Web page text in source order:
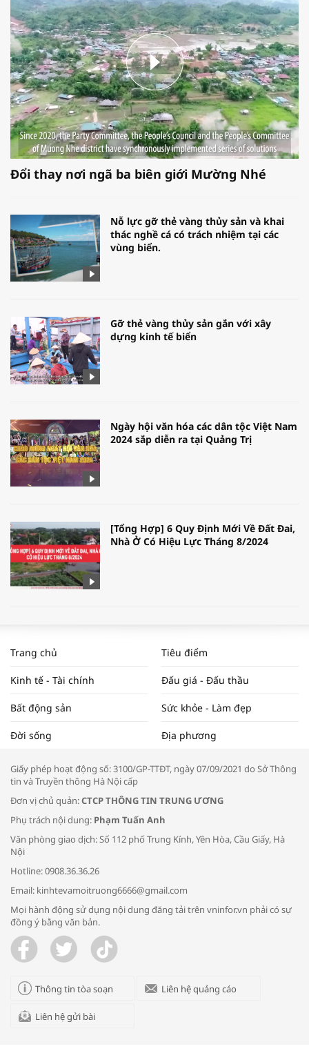
Đổi thay nơi ngã ba biên giới Mường Nhé
Nỗ lực gỡ thẻ vàng thủy sản và khai
thác nghề cá có trách nhiệm tại các
vùng biển.
Gỡ thẻ vàng thủy sản gắn với xây
dựng kinh tế biển
Ngày hội văn hóa các dân tộc Việt Nam
2024 sắp diễn ra tại Quảng Trị
[Tổng Hợp] 6 Quy Định Mới Về Đất Đai,
Nhà Ở Có Hiệu Lực Tháng 8/2024
ĐẬP THỊ TRƯỜNG #62
Tọa đàm “Xúc tiến thương mại: Khơi
Bác sĩ tư vấn cách phòng tránh bệnh
đường hô hấp trong thời tiết giao mùa
Trao yêu thương cho em
Trang chủ Tiêu điểm
Kinh tế - Tài chính Đấu giá - Đấu thầu
Bất động sản Sức khỏe - Làm đẹp
Đời sống Địa phương
Giấy phép hoạt động số: 3100/GP-TTĐT, ngày 07/09/2021 do Sở Thông
tin và Truyền thông Hà Nội cấp
Đơn vị chủ quản:CTCP THÔNG TIN TRUNG ƯƠNG
Phụ trách nội dung: Phạm Tuấn Anh
Văn phòng giao dịch: Số 112 phố Trung Kính, Yên Hòa, Cầu Giấy, Hà
Nội
Hotline: 0908.36.36.26
Email: kinhtevamoitruong6666@gmail.com
Mọi hành động sử dụng nội dung đăng tải trên vninfor.vn phải có sự
đồng ý bằng văn bản.
Thông tin tòa soạn Liên hệ quảng cáo
Liên hệ gửi bài